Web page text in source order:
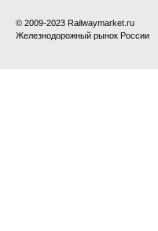
© 2009-2023 Railwaymarket.ru
Железнодорожный рынок России